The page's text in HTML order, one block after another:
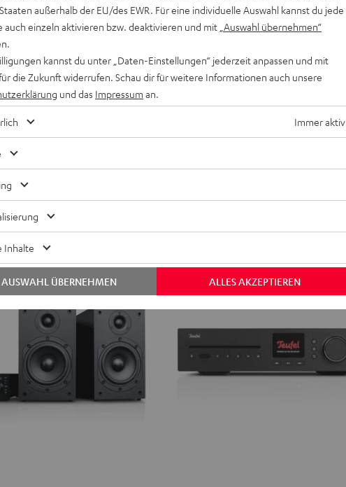
Preis
REALREAL
299, €
außerhalb der EU/des EWR. Für eine individuelle Auswahl kannst du jede
auch einzeln aktivieren bzw. deaktivieren und mit „Auswahl übernehmen“
kannst du unter „Daten-Einstellungen“ jederzeit anpassen und mit
die Zukunft widerrufen. Schau dir für weitere Informationen auch unsere
und das Impressum an.
Immer aktiv
Inhalte
ALLES AKZEPTIEREN
AUSWAHL ÜBERNEHMEN